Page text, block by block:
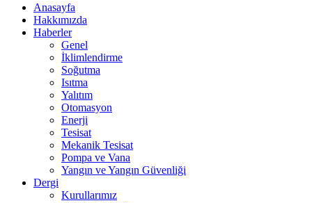
Anasayfa
Hakkımızda
Haberler
Genel
İklimlendirme
Soğutma
Isıtma
Yalıtım
Otomasyon
Enerji
Tesisat
Mekanik Tesisat
Pompa ve Vana
Yangın ve Yangın Güvenliği
Dergi
Kurullarımız